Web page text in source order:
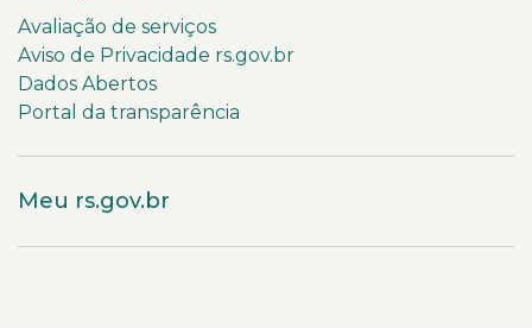
Avaliação de serviços
Aviso de Privacidade rs.gov.br
Dados Abertos
Portal da transparência
Meu rs.gov.br